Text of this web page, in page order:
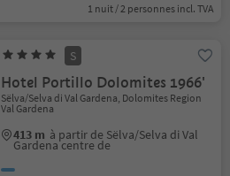
1 nuit / 2 personnes incl. TVA
S
Hotel Portillo Dolomites 1966'
Sëlva/Selva di Val Gardena, Dolomites Region
Val Gardena
413 m à partir de Sëlva/Selva di Val
Gardena centre de